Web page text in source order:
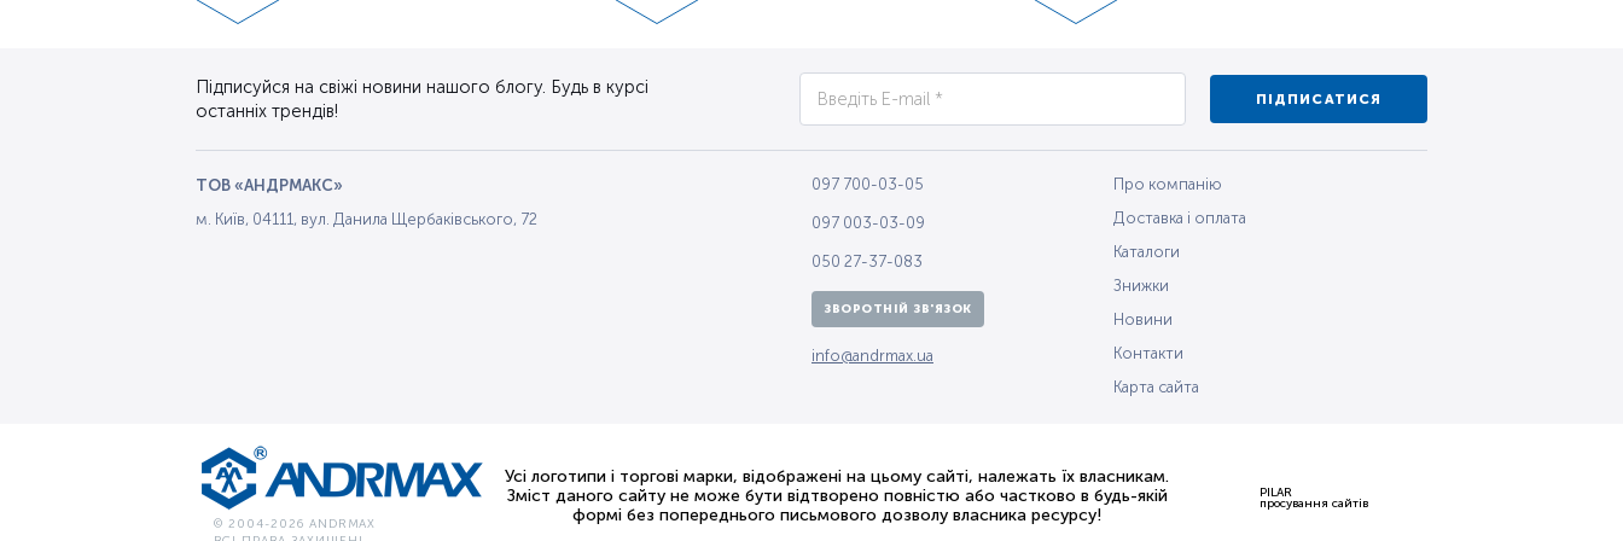
Підписуйся на свіжі новини нашого блогу. Будь в курсі
останніх трендів!
ПІДПИСАТИСЯ
ТОВ «АНДРМАКС»
м. Київ, 04111, вул. Данила Щербаківського, 72
097 700-03-05
097 003-03-09
050 27-37-083
ЗВОРОТНІЙ ЗВ'ЯЗОК
info@andrmax.ua
Про компанію
Доставка і оплата
Каталоги
Знижки
Новини
Контакти
Карта сайта
© 2004-2026 ANDRMAX
Усі логотипи і торгові марки, відображені на цьому сайті, належать їх власникам.
Зміст даного сайту не може бути відтворено повністю або частково в будь-якій
формі без попереднього письмового дозволу власника ресурсу!
PILAR
просування сайтів